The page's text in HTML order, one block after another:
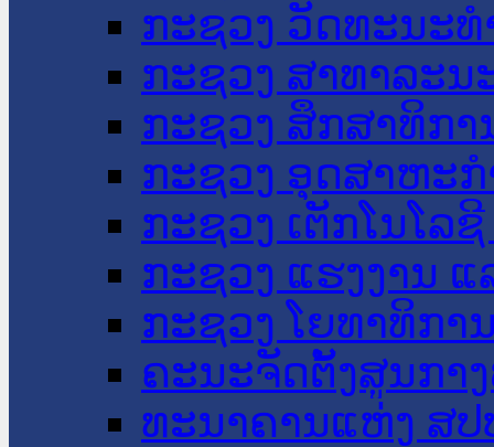
ກະຊວງ ວັດທະນະ
ກະຊວງ ສາທາລະນ
ກະຊວງ ສຶກສາທິກາ
ກະຊວງ ອຸດສາຫະ
ກະຊວງ ເຕັກໂນໂລ
ກະຊວງ ແຮງງານ
ກະຊວງ ໂຍທາທິກາ
ຄະນະຈັດຕັ້ງສູນກາ
ທະນາຄານແຫ່ງ ສປ